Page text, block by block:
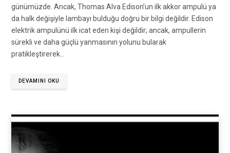
günümüzde. Ancak, Thomas Alva Edison’un ilk akkor ampulü ya
da halk değişiyle lambayı bulduğu doğru bir bilgi değildir. Edison
elektrik ampulünü ilk icat eden kişi değildir; ancak, ampullerin
sürekli ve daha güçlü yanmasının yolunu bularak
pratikleştirerek…
DEVAMINI OKU